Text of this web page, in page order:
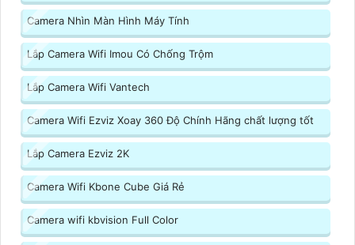
Camera Nhìn Màn Hình Máy Tính
Lắp Camera Wifi Imou Có Chống Trộm
Lắp Camera Wifi Vantech
Camera Wifi Ezviz Xoay 360 Độ Chính Hãng chất lượng tốt
Lắp Camera Ezviz 2K
Camera Wifi Kbone Cube Giá Rẻ
Camera wifi kbvision Full Color